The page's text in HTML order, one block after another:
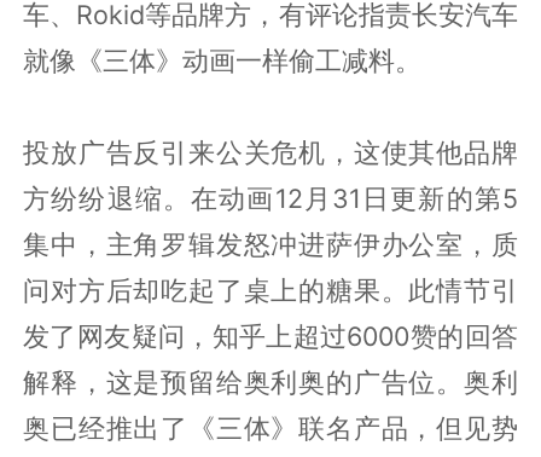
车、Rokid等品牌方，有评论指责长安汽车
就像《三体》动画一样偷工减料。
投放广告反引来公关危机，这使其他品牌
方纷纷退缩。在动画12月31日更新的第5
集中，主角罗辑发怒冲进萨伊办公室，质
问对方后却吃起了桌上的糖果。此情节引
发了网友疑问，知乎上超过6000赞的回答
解释，这是预留给奥利奥的广告位。奥利
奥已经推出了《三体》联名产品，但见势